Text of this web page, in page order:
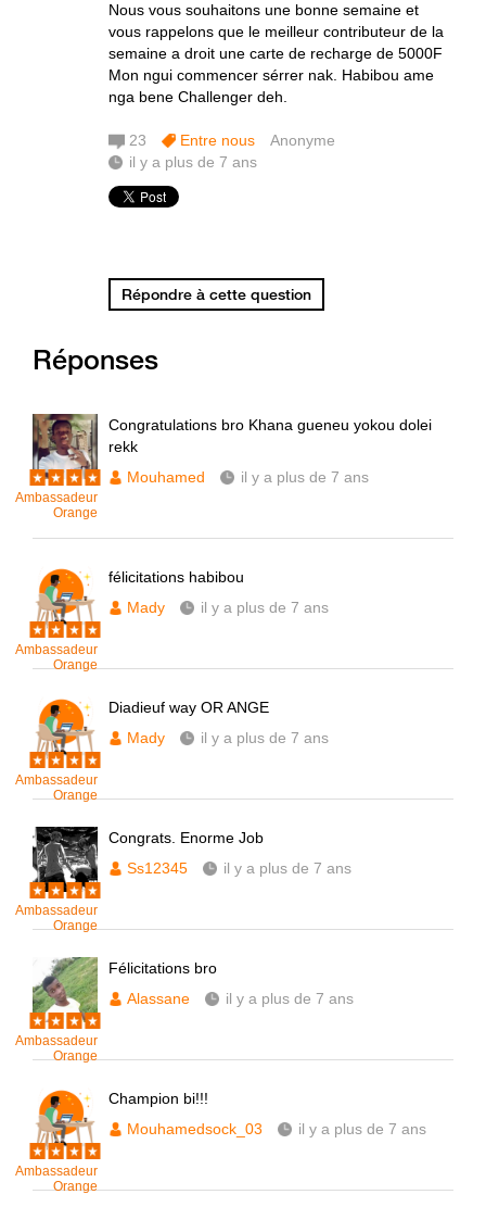
Nous vous souhaitons une bonne semaine et
vous rappelons que le meilleur contributeur de la
semaine a droit une carte de recharge de 5000F
Mon ngui commencer sérrer nak. Habibou ame
nga bene Challenger deh.
23 Entre nous
Anonyme
il y a plus de 7 ans
Répondre à cette question
Réponses
Ambassadeur
Orange
Congratulations bro Khana gueneu yokou dolei
rekk
Mouhamed
il y a plus de 7 ans
Ambassadeur
Orange
félicitations habibou
Mady
il y a plus de 7 ans
Ambassadeur
Orange
Diadieuf way OR ANGE
Mady
il y a plus de 7 ans
Ambassadeur
Orange
Congrats. Enorme Job
Ss12345
il y a plus de 7 ans
Ambassadeur
Orange
Félicitations bro
Alassane
il y a plus de 7 ans
Ambassadeur
Orange
Champion bi!!!
Mouhamedsock_03
il y a plus de 7 ans